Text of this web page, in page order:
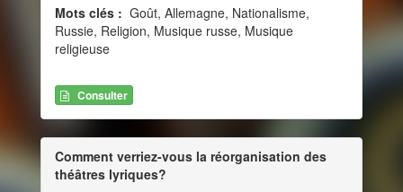
Mots clés : Goût, Allemagne, Nationalisme,
Russie, Religion, Musique russe, Musique
religieuse
Consulter
Comment verriez-vous la réorganisation des
théâtres lyriques?